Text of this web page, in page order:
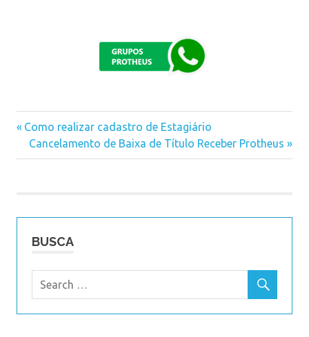
Navegação
Previous
Post:
Como realizar cadastro de Estagiário
Next
Post:
Cancelamento de Baixa de Título Receber Protheus
BUSCA